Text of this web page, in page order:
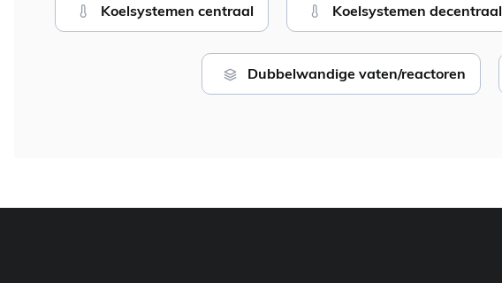
Koelsystemen centraal Koelsystemen decentraal
Dubbelwandige vaten/reactoren